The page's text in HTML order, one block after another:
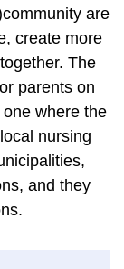
are
create more
The
parents on
where the
nursing
and they